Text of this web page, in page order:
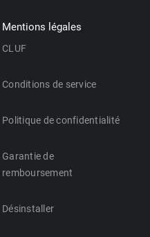
Mentions légales
CLUF
Conditions de service
Politique de confidentialité
Garantie de
remboursement
Désinstaller